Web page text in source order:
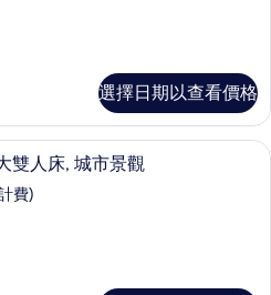
選擇日期以查看價格
Fairmont Gold, 客房, 1 張特大雙人床
雙人床, 城市景觀
費)